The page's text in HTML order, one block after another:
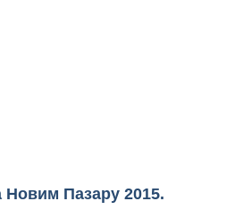
Новим Пазару 2015.